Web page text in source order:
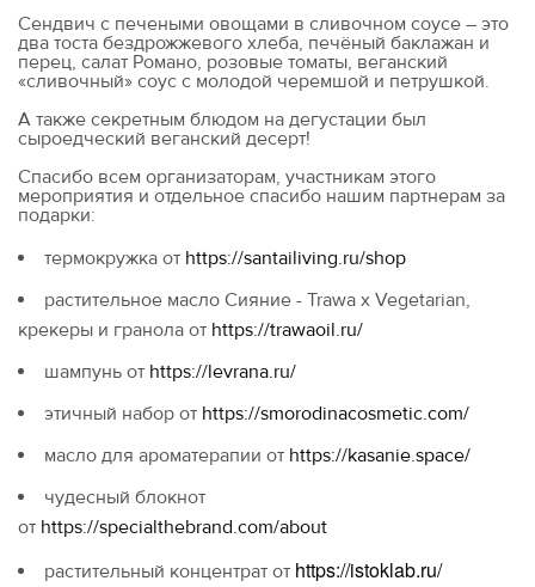
Сендвич с печеными овощами в сливочном соусе – это
два тоста бездрожжевого хлеба, печёный баклажан и
перец, салат Романо, розовые томаты, веганский
«сливочный» соус с молодой черемшой и петрушкой.
А также секретным блюдом на дегустации был
сыроедческий веганский десерт!
Спасибо всем организаторам, участникам этого
мероприятия и отдельное спасибо нашим партнерам за
подарки:
термокружка от https://santailiving.ru/shop
растительное масло Сияние - Trawa x Vegetarian,
крекеры и гранола от https://trawaoil.ru/
шампунь от https://levrana.ru/
этичный набор от https://smorodinacosmetic.com/
масло для ароматерапии от https://kasanie.space/
чудесный блокнот
от https://specialthebrand.com/about
растительный концентрат от https://istoklab.ru/